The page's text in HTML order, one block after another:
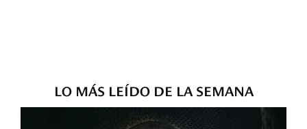
LO MÁS LEÍDO DE LA SEMANA